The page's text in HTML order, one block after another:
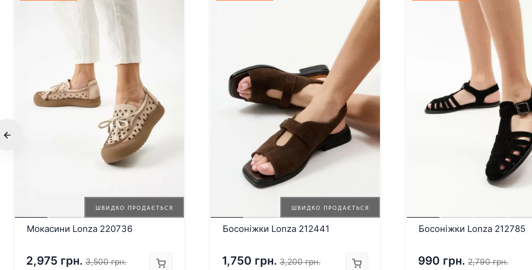
ШВИДКО ПРОДАЄТЬСЯ
Мокасини Lonza 220736
2,975 грн. 3,500 грн.
ШВИДКО ПРОДАЄТЬСЯ
Босоніжки Lonza 212441
1,750 грн. 3,200 грн.
Босоніжки Lonza 212785
990 грн. 2,790 грн.